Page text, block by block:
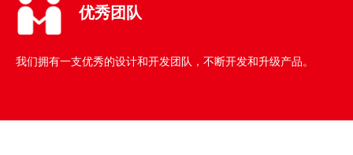
优秀团队
我们拥有一支优秀的设计和开发团队，不断开发和升级产品。​​​​​​​